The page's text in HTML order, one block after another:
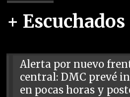
+ Escuchados
Alerta por nuevo
central: DMC prevé
en pocas horas y